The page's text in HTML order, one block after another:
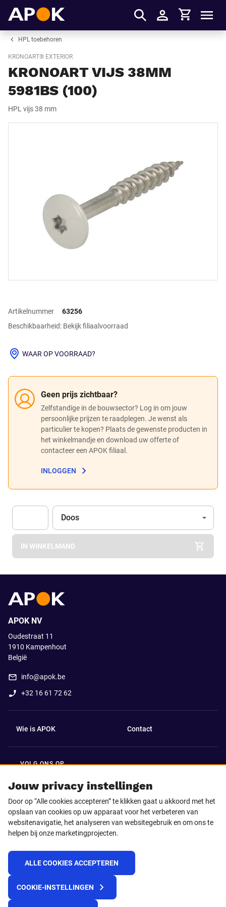
Inloggen
Winkelmandje
HPL toebehoren
KRONOART® EXTERIOR
KRONOART VIJS 38MM
5981BS (100)
HPL vijs 38 mm
Artikelnummer
63256
Beschikbaarheid: Bekijk filiaalvoorraad
Geen prijs zichtbaar?
Zelfstandige in de bouwsector? Log in om jouw
persoonlijke prijzen te raadplegen. Je wenst als
particulier te kopen? Plaats de gewenste producten in
het winkelmandje en download uw offerte of
contacteer een APOK filiaal.
INLOGGEN
WAAR OP VOORRAAD?
Apok.Product.Detail.AddToCart.Quantity (Optioneel)
Eenheid
Doos
IN WINKELMAND
Jouw privacy instellingen
Door op “Alle cookies accepteren” te klikken gaat u akkoord met het
opslaan van cookies op uw apparaat voor het verbeteren van
websitenavigatie, het analyseren van websitegebruik en om ons te
helpen bij onze marketingprojecten.
ALLE COOKIES ACCEPTEREN
COOKIE-INSTELLINGEN
APOK NV
Oudestraat 11
1910 Kampenhout
België
info@apok.be
+32 16 61 72 62
Wie is APOK Contact
VOLG ONS OP
Facebook LinkedIn
Instagram TikTok